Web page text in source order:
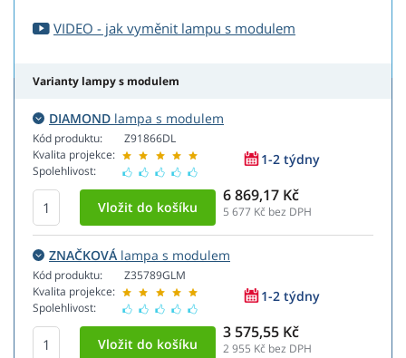
VIDEO - jak vyměnit lampu s modulem
Varianty lampy s modulem
DIAMOND lampa s modulem
Kód produktu:
Kvalita projekce:
Spolehlivost:
Z91866DL
1-2 týdny
6 869,17 Kč
5 677 Kč bez DPH
ZNAČKOVÁ lampa s modulem
Kód produktu:
Kvalita projekce:
Spolehlivost:
Z35789GLM
1-2 týdny
3 575,55 Kč
2 955 Kč bez DPH